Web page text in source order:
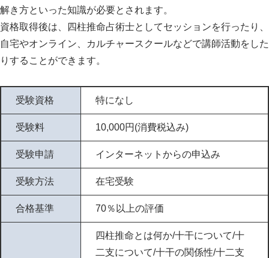
解き方といった知識が必要とされます。
資格取得後は、四柱推命占術士としてセッションを行ったり、
自宅やオンライン、カルチャースクールなどで講師活動をした
りすることができます。
受験資格 特になし
受験料 10,000円(消費税込み)
受験申請 インターネットからの申込み
受験方法 在宅受験
合格基準 70％以上の評価
四柱推命とは何か/十干について/十
二支について/十干の関係性/十二支